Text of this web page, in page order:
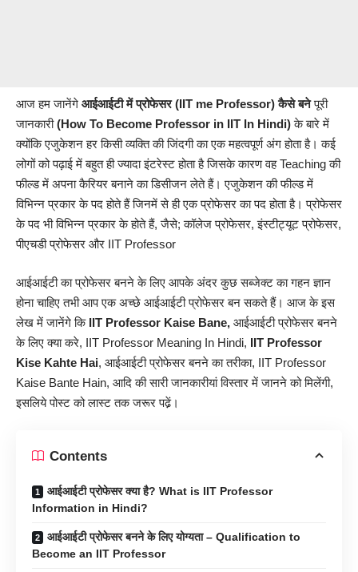
आज हम जानेंगे आईआईटी में प्रोफेसर (IIT me Professor) कैसे बनेपूरी
जानकारी(How To Become Professor in IIT In Hindi)के बारे में
क्योंकि एजुकेशन हर किसी व्यक्ति की जिंदगी का एक महत्वपूर्ण अंग होता है। कई
लोगों को पढ़ाई में बहुत ही ज्यादा इंटरेस्ट होता है जिसके कारण वहTeachingकी
फील्ड में अपना कैरियर बनाने का डिसीजन लेते हैं। एजुकेशन की फील्ड में
विभिन्न प्रकार के पद होते हैं जिनमें से ही एक प्रोफेसर का पद होता है। प्रोफेसर
के पद भी विभिन्न प्रकार के होते हैं, जैसे; कॉलेज प्रोफेसर, इंस्टीट्यूट प्रोफेसर,
पीएचडी प्रोफेसर और IIT Professor
आईआईटी का प्रोफेसर बनने के लिए आपके अंदर कुछ सब्जेक्ट का गहन ज्ञान
होना चाहिए तभी आप एक अच्छे आईआईटी प्रोफेसर बन सकते हैं। आज के इस
लेख में जानेंगे कि IIT Professor Kaise Bane, आईआईटी प्रोफेसर बनने
के लिए क्या करे, IIT Professor Meaning In Hindi, IIT Professor
Kise Kahte Hai, आईआईटी प्रोफेसर बनने का तरीका, IIT Professor
Kaise Bante Hain, आदि की सारीजानकारीयांविस्तार में जानने को मिलेंगी,
इसलिये पोस्ट को लास्ट तक जरूर पढे़ं।
Contents
आईआईटी प्रोफेसर क्या है? What is IIT Professor
Information in Hindi?
आईआईटी प्रोफेसर बनने के लिए योग्यता – Qualification to
Become an IIT Professor